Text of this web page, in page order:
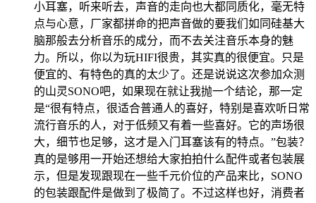
小耳塞，听来听去，声音的走向也大都同质化，毫无特
点与心意，厂家都拼命的把声音做的要我们如同硅基大
脑那般去分析音乐的成分，而不去关注音乐本身的魅
力。所以，你以为玩HIFI很贵，其实真的很便宜。只是
便宜的、有特色的真的太少了。还是说说这次参加众测
的山灵SONO吧，如果现在就让我抛一个结论，那一定
是“很有特点，很适合普通人的喜好，特别是喜欢听日常
流行音乐的人，对于低频又有着一些喜好。它的声场很
大，细节也足够，这才是入门耳塞该有的特点。”包装？
真的是够用一开始还想给大家拍拍什么配件或者包装展
示，但是发现跟现在一些千元价位的产品来比，SONO
的包装跟配件是做到了极简了。不过这样也好，消费者